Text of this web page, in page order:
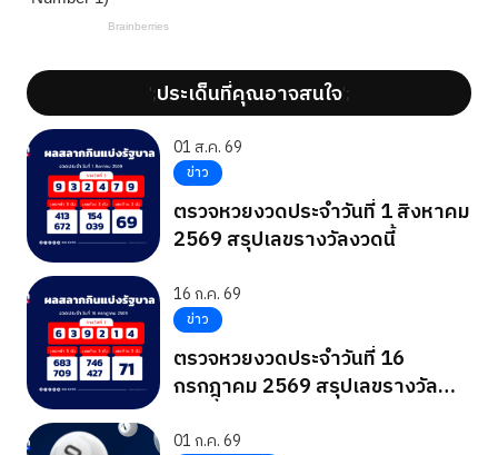
';ประเด็นที่คุณอาจสนใจ';
01 ส.ค. 69
ข่าว
ตรวจหวยงวดประจำวันที่ 1 สิงหาคม
2569 สรุปเลขรางวัลงวดนี้
16 ก.ค. 69
ข่าว
ตรวจหวยงวดประจำวันที่ 16
กรกฎาคม 2569 สรุปเลขรางวัล
01 ก.ค. 69